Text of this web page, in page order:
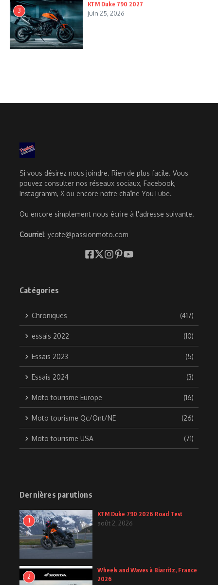
3
KTM Duke 790 2027
juin 25, 2026
Si vous désirez nous joindre. Rien de plus facile. Vous
pouvez consulter nos réseaux sociaux, Facebook,
Instagramm, X ou encore notre chaîne YouTube.
Ou encore simplement nous écrire à l'adresse suivante.
Courriel: ycote@passionmoto.com
Catégories
Chroniques (417)
essais 2022 (10)
Essais 2023 (5)
Essais 2024 (3)
Moto tourisme Europe (16)
Moto tourisme Qc/Ont/NE (26)
Moto tourisme USA (71)
Dernières parutions
1
KTM Duke 790 2026 Road Test
août 2, 2026
2
Wheels and Waves à Biarritz, France
2026